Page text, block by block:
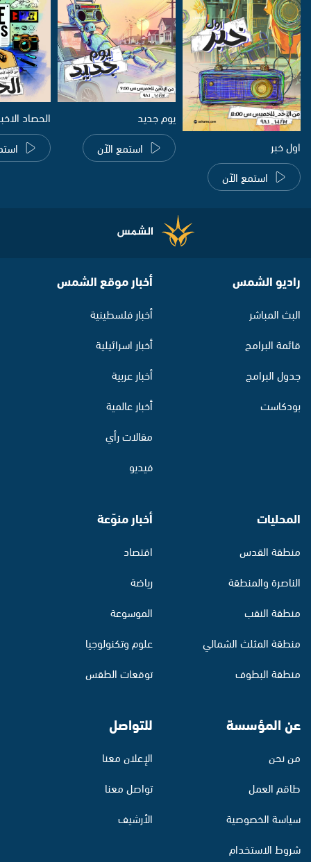
اول خبر
استمع الآن
يوم جديد
استمع الآن
الحصاد
راديو الشمس
البث المباشر
قائمة البرامج
جدول البرامج
بودكاست
أخبار موقع الشمس
أخبار فلسطينية
أخبار اسرائيلية
أخبار عربية
أخبار عالمية
مقالات رأي
فيديو
المحليات
منطقة القدس
الناصرة والمنطقة
منطقة النقب
منطقة المثلث الشمالي
منطقة البطوف
أخبار منوّعة
اقتصاد
رياضة
الموسوعة
علوم وتكنولوجيا
توقعات الطقس
عن المؤسسة
من نحن
طاقم العمل
سياسة الخصوصية
شروط الاستخدام
للتواصل
الإعلان معنا
تواصل معنا
الأرشيف